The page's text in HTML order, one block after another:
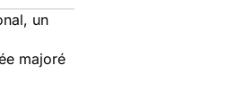
un
majoré